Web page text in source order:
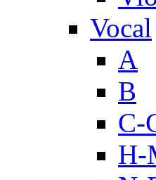
Vocal
A
B
C-
H-